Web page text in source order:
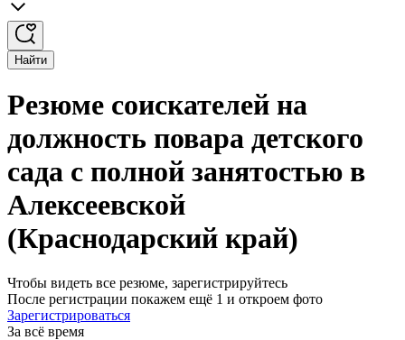
Найти
Резюме соискателей на
должность повара детского
сада с полной занятостью в
Алексеевской
(Краснодарский край)
Чтобы видеть все резюме, зарегистрируйтесь
После регистрации покажем ещё 1 и откроем фото
Зарегистрироваться
За всё время